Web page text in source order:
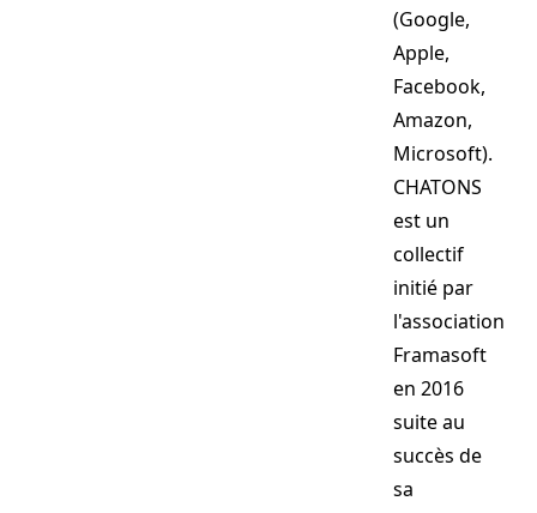
(Google,
Apple,
Facebook,
Amazon,
Microsoft).
CHATONS
est un
collectif
initié par
l'association
Framasoft
en 2016
suite au
succès de
sa